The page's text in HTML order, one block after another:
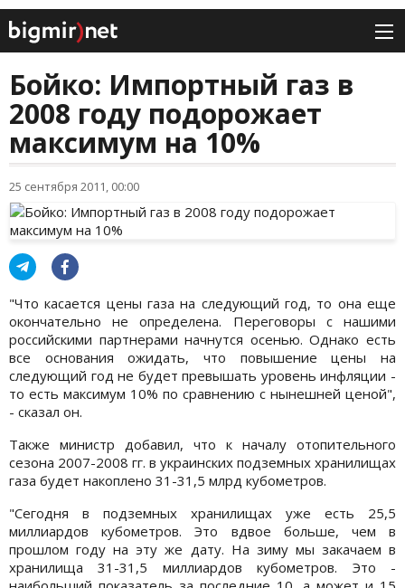
Бойко: Импортный газ в
2008 году подорожает
максимум на 10%
25 сентября 2011, 00:00
"Что касается цены газа на следующий год, то она еще
окончательно не определена. Переговоры с нашими
российскими партнерами начнутся осенью. Однако есть
все основания ожидать, что повышение цены на
следующий год не будет превышать уровень инфляции -
то есть максимум 10% по сравнению с нынешней ценой",
- сказал он.
Также министр добавил, что к началу отопительного
сезона 2007-2008 гг. в украинских подземных хранилищах
газа будет накоплено 31-31,5 млрд кубометров.
"Сегодня в подземных хранилищах уже есть 25,5
миллиардов кубометров. Это вдвое больше, чем в
прошлом году на эту же дату. На зиму мы закачаем в
хранилища 31-31,5 миллиардов кубометров. Это -